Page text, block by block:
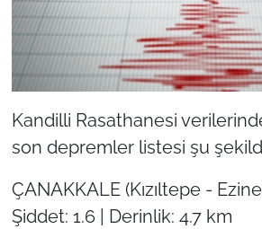
Kandilli Rasathanesi
son depremler listesi şu
ÇANAKKALE (Kızıltepe -
Şiddet: 1.6 | Derinlik: 4.7 km